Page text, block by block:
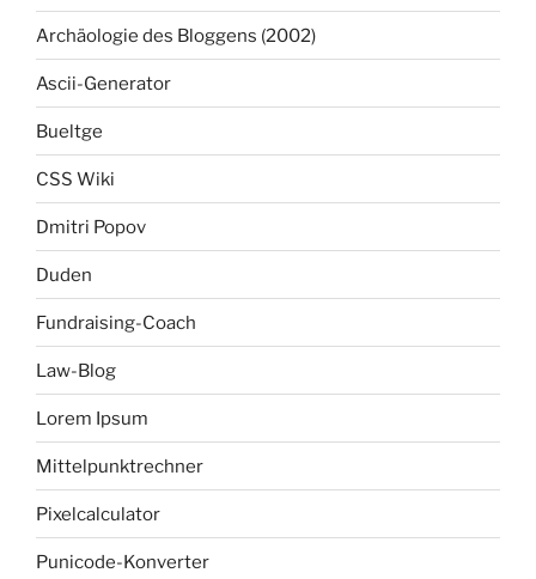
Archäologie des Bloggens (2002)
Ascii-Generator
Bueltge
CSS Wiki
Dmitri Popov
Duden
Fundraising-Coach
Law-Blog
Lorem Ipsum
Mittelpunktrechner
Pixelcalculator
Punicode-Konverter